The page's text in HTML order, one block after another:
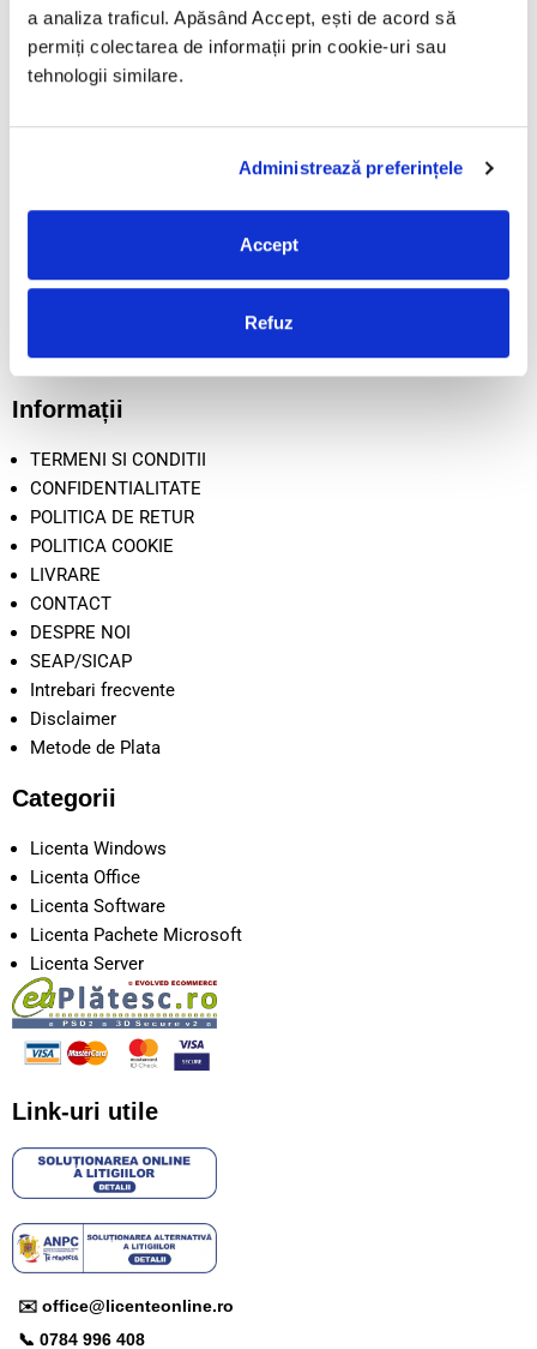
a analiza traficul. Apăsând Accept, ești de acord să
permiți colectarea de informații prin cookie-uri sau
tehnologii similare.
Administrează preferințele
Accept
Refuz
Produsele sunt livrate exclusiv în format digital prin email.
Nr. Reg. Com.: J05/2034/2020
Adresă: Beiuș, Jud. Bihor, România
Informații
TERMENI SI CONDITII
CONFIDENTIALITATE
POLITICA DE RETUR
POLITICA COOKIE
LIVRARE
CONTACT
DESPRE NOI
SEAP/SICAP
Intrebari frecvente
Disclaimer
Metode de Plata
Categorii
Licenta Windows
Licenta Office
Licenta Software
Licenta Pachete Microsoft
Licenta Server
Link-uri utile
✉️ office@licenteonline.ro
📞 0784 996 408